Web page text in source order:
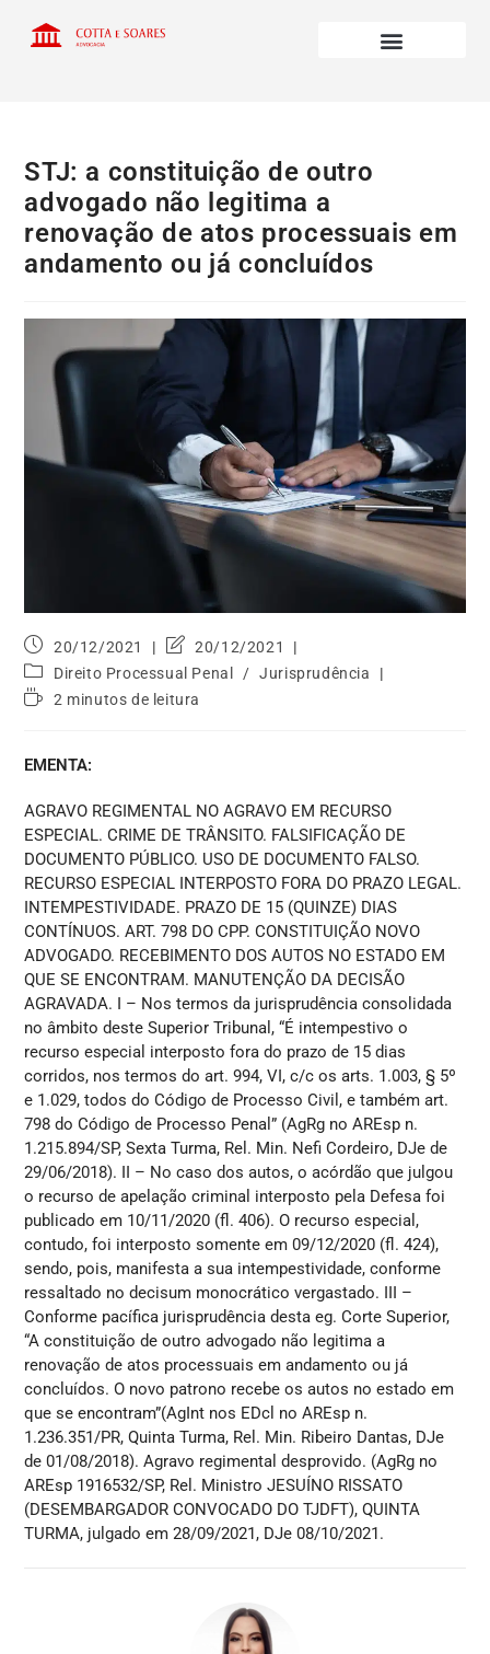
STJ: a constituição de outro
advogado não legitima a
renovação de atos processuais em
andamento ou já concluídos
20/12/2021
20/12/2021
Direito Processual Penal
/ Jurisprudência
2 minutos de leitura
EMENTA:
AGRAVO REGIMENTAL NO AGRAVO EM RECURSO
ESPECIAL. CRIME DE TRÂNSITO. FALSIFICAÇÃO DE
DOCUMENTO PÚBLICO. USO DE DOCUMENTO FALSO.
RECURSO ESPECIAL INTERPOSTO FORA DO PRAZO LEGAL.
INTEMPESTIVIDADE. PRAZO DE 15 (QUINZE) DIAS
CONTÍNUOS. ART. 798 DO CPP. CONSTITUIÇÃO NOVO
ADVOGADO. RECEBIMENTO DOS AUTOS NO ESTADO EM
QUE SE ENCONTRAM. MANUTENÇÃO DA DECISÃO
AGRAVADA. I – Nos termos da jurisprudência consolidada
no âmbito deste Superior Tribunal, “É intempestivo o
recurso especial interposto fora do prazo de 15 dias
corridos, nos termos do art. 994, VI, c/c os arts. 1.003, § 5º
e 1.029, todos do Código de Processo Civil, e também art.
798 do Código de Processo Penal” (AgRg no AREsp n.
1.215.894/SP, Sexta Turma, Rel. Min. Nefi Cordeiro, DJe de
29/06/2018). II – No caso dos autos, o acórdão que julgou
o recurso de apelação criminal interposto pela Defesa foi
publicado em 10/11/2020 (fl. 406). O recurso especial,
contudo, foi interposto somente em 09/12/2020 (fl. 424),
sendo, pois, manifesta a sua intempestividade, conforme
ressaltado no decisum monocrático vergastado. III –
Conforme pacífica jurisprudência desta eg. Corte Superior,
“A constituição de outro advogado não legitima a
renovação de atos processuais em andamento ou já
concluídos. O novo patrono recebe os autos no estado em
que se encontram”(AgInt nos EDcl no AREsp n.
1.236.351/PR, Quinta Turma, Rel. Min. Ribeiro Dantas, DJe
de 01/08/2018). Agravo regimental desprovido. (AgRg no
AREsp 1916532/SP, Rel. Ministro JESUÍNO RISSATO
(DESEMBARGADOR CONVOCADO DO TJDFT), QUINTA
TURMA, julgado em 28/09/2021, DJe 08/10/2021.